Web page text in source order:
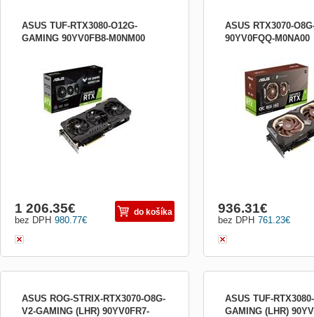
ASUS TUF-RTX3080-O12G-
GAMING 90YV0FB8-M0NM00
Paměť: 12 GB GDDR6X Šířka paměťové
sběrnice: 384-bit Rozhraní: PCI Express
4.0 Open GL: 4.6 Frekvence jádra: * OC
mode : 1815 MHz (Boost Clock) * Gaming
mode : 1785 MHz (Boost Clock)
Frekvence paměti: 19 000 MHz Ma...
980.77€
bez DPH
1 206.35€ do košíka
ASUS RTX3070-
90YV0FQQ-M0NA00
Grafický čip: NVIDIA
Paměť: 8 GB GDDR6
sběrnice: 256-bit
4.0 Open GL: 4.6
mode: 1845 MHz (Boost
mode: 1815 MHz (Boost
Frekvence paměti: 14
761.23€
bez DPH
936.31€
ASUS ROG-STRIX-RTX3070-O8G-
V2-GAMING (LHR) 90YV0FR7-
ASUS TUF-
GAMING (LHR)